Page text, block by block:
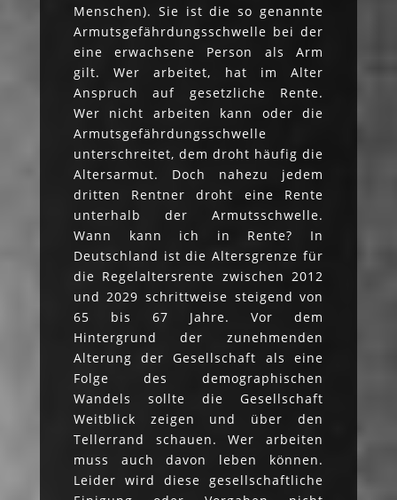
Menschen). Sie ist die so genannte
Armutsgefährdungsschwelle bei der
eine erwachsene Person als Arm
gilt. Wer arbeitet, hat im Alter
Anspruch auf gesetzliche Rente.
Wer nicht arbeiten kann oder die
Armutsgefährdungsschwelle
unterschreitet, dem droht häufig die
Altersarmut. Doch nahezu jedem
dritten Rentner droht eine Rente
unterhalb der Armutsschwelle.
Wann kann ich in Rente? In
Deutschland ist die Altersgrenze für
die Regelaltersrente zwischen 2012
und 2029 schrittweise steigend von
65 bis 67 Jahre. Vor dem
Hintergrund der zunehmenden
Alterung der Gesellschaft als eine
Folge des demographischen
Wandels sollte die Gesellschaft
Weitblick zeigen und über den
Tellerrand schauen. Wer arbeiten
muss auch davon leben können.
Leider wird diese gesellschaftliche